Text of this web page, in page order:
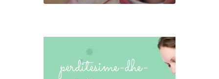
përditësime-dhe-